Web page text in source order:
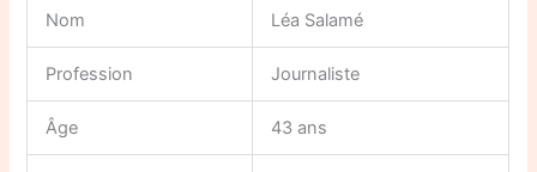
Nom Léa Salamé
Profession Journaliste
Âge 43 ans